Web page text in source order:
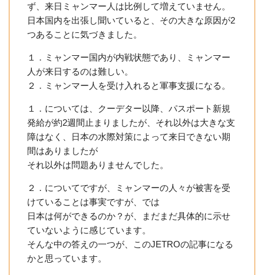
ず、来日ミャンマー人は比例して増えていません。
日本国内を出張し聞いていると、その大きな原因が2
つあることに気づきました。
１．ミャンマー国内が内戦状態であり、ミャンマー
人が来日するのは難しい。
２．ミャンマー人を受け入れると軍事支援になる。
１．については、クーデター以降、パスポート新規
発給が約2週間止まりましたが、それ以外は大きな支
障はなく、日本の水際対策によって来日できない期
間はありましたが
それ以外は問題ありませんでした。
２．についてですが、ミャンマーの人々が被害を受
けていることは事実ですが、では
日本は何ができるのか？が、まだまだ具体的に示せ
ていないように感じています。
そんな中の答えの一つが、このJETROの記事になる
かと思っています。